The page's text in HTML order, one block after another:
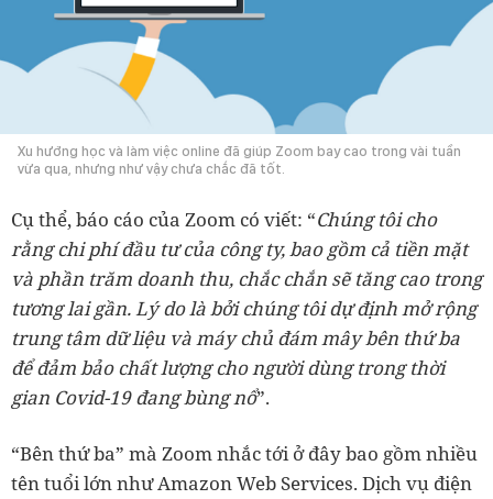
Xu hướng học và làm việc online đã giúp Zoom bay cao trong vài tuần
vừa qua, nhưng như vậy chưa chắc đã tốt.
Cụ thể, báo cáo của Zoom có viết: “Chúng tôi cho
rằng chi phí đầu tư của công ty, bao gồm cả tiền mặt
và phần trăm doanh thu, chắc chắn sẽ tăng cao trong
tương lai gần. Lý do là bởi chúng tôi dự định mở rộng
trung tâm dữ liệu và máy chủ đám mây bên thứ ba
để đảm bảo chất lượng cho người dùng trong thời
gian Covid-19 đang bùng nổ”.
“Bên thứ ba” mà Zoom nhắc tới ở đây bao gồm nhiều
tên tuổi lớn như Amazon Web Services. Dịch vụ điện